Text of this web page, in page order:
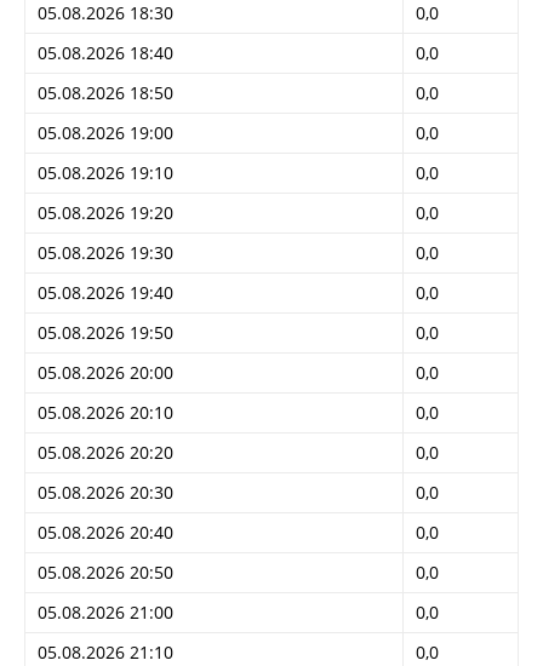
05.08.2026 18:30
0,0
05.08.2026 18:40
0,0
05.08.2026 18:50
0,0
05.08.2026 19:00
0,0
05.08.2026 19:10
0,0
05.08.2026 19:20
0,0
05.08.2026 19:30
0,0
05.08.2026 19:40
0,0
05.08.2026 19:50
0,0
05.08.2026 20:00
0,0
05.08.2026 20:10
0,0
05.08.2026 20:20
0,0
05.08.2026 20:30
0,0
05.08.2026 20:40
0,0
05.08.2026 20:50
0,0
05.08.2026 21:00
0,0
05.08.2026 21:10
0,0